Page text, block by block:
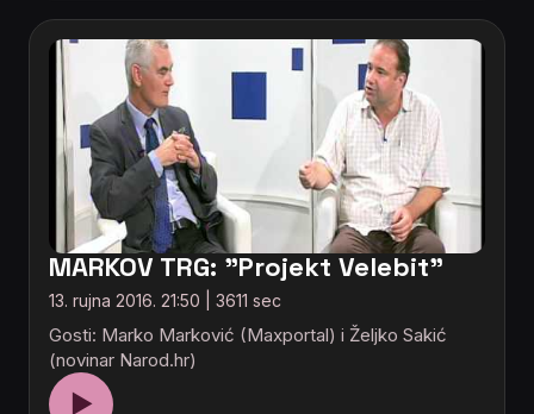
MARKOV TRG: "Projekt Velebit"
13. rujna 2016. 21:50 | 3611 sec
Gosti: Marko Marković (Maxportal) i Željko Sakić
(novinar Narod.hr)
▶